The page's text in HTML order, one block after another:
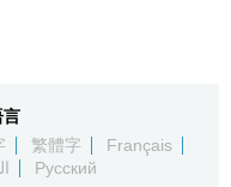
言
繁體字
Français
Русский